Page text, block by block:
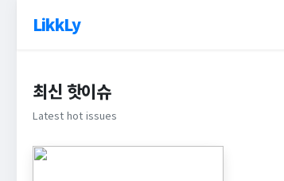
LikkLy
최신 핫이슈
Latest hot issues